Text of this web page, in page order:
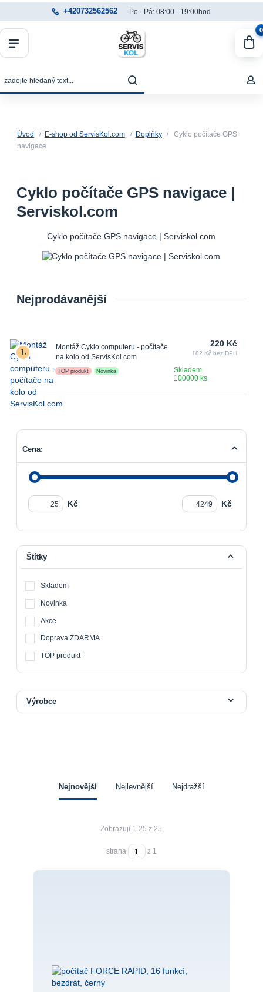
+420732562562 Po - Pá: 08:00 - 19:00hod
0
Úvod E-shop od ServisKol.com Doplňky
Cyklo počítače GPS
navigace
Cyklo počítače GPS navigace |
Serviskol.com
Cyklo počítače GPS navigace | Serviskol.com
Nejprodávanější
1.
Montáž Cyklo computeru - počítače
na kolo od ServisKol.com
Skladem
100000 ks
TOP produkt Novinka
220 Kč
182 Kč bez DPH
Cena:
Kč Kč
Štítky
Skladem
Novinka
Akce
Doprava ZDARMA
TOP produkt
Výrobce
Nejnovější Nejlevnější Nejdražší
Zobrazuji 1-25 z 25
strana z 1